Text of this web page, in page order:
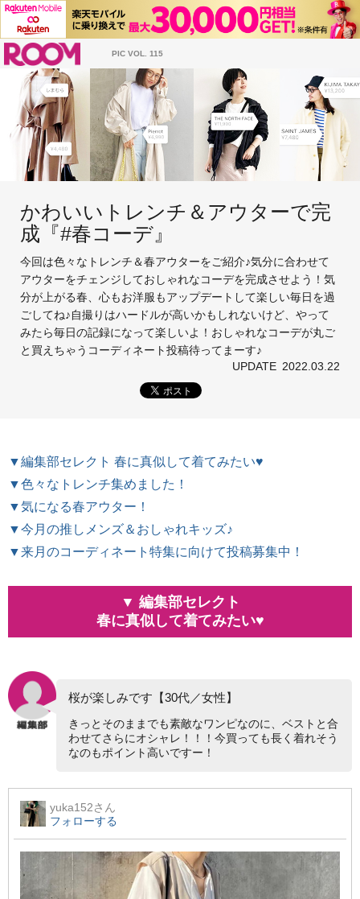
ROOMPIC VOL. 115
かわいいトレンチ＆アウターで完
成『#春コーデ』
今回は色々なトレンチ＆春アウターをご紹介♪気分に合わせて
アウターをチェンジしておしゃれなコーデを完成させよう！気
分が上がる春、心もお洋服もアップデートして楽しい毎日を過
ごしてね♪自撮りはハードルが高いかもしれないけど、やって
みたら毎日の記録になって楽しいよ！おしゃれなコーデが丸ご
と買えちゃうコーディネート投稿待ってまーす♪
UPDATE 2022.03.22
▼編集部セレクト 春に真似して着てみたい♥
▼色々なトレンチ集めました！
▼気になる春アウター！
▼今月の推しメンズ＆おしゃれキッズ♪
▼来月のコーディネート特集に向けて投稿募集中！
▼ 編集部セレクト
春に真似して着てみたい♥
桜が楽しみです【30代／女性】
きっとそのままでも素敵なワンピなのに、ベストと合
わせてさらにオシャレ！！！今買っても長く着れそう
なのもポイント高いですー！
yuka152さん
フォローする